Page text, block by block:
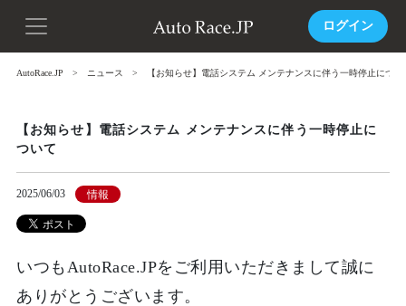
ログイン
AutoRace.JP ニュース 【お知らせ】電話システム メンテナンスに伴う一時停止につい
【お知らせ】電話システム メンテナンスに伴う一時停止に
ついて
2025/06/03 情報
いつもAutoRace.JPをご利用いただきまして誠に
ありがとうございます。